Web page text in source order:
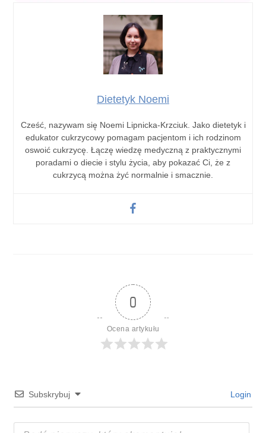
Dietetyk Noemi
Cześć, nazywam się Noemi Lipnicka-Krzciuk. Jako dietetyk i
edukator cukrzycowy pomagam pacjentom i ich rodzinom
oswoić cukrzycę. Łączę wiedzę medyczną z praktycznymi
poradami o diecie i stylu życia, aby pokazać Ci, że z
cukrzycą można żyć normalnie i smacznie.
0
Ocena artykułu
Subskrybuj Login